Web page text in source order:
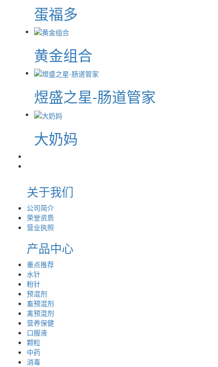
蛋福多
黄金组合
煜盛之星-肠道管家
大奶妈
关于我们
公司简介
荣誉资质
营业执照
产品中心
重点推荐
水针
粉针
预混剂
畜预混剂
禽预混剂
营养保健
口服液
颗粒
中药
消毒